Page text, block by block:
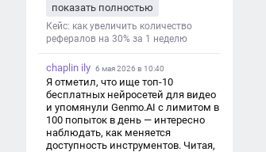
обсуждаем их проект:
https://aseotop.com/kakuyu-rol-igraet-
seo-v-czifrovom-marketinge/
показать полностью
Кейс: как увеличить количество
рефералов на 30% за 1 неделю
chaplin ily 6 мая 2026 в 10:40
Я отметил, что ище топ-10
бесплатных нейросетей для видео
и упомянули Genmo.AI с лимитом в
100 попыток в день — интересно
наблюдать, как меняется
доступность инструментов. Читая,